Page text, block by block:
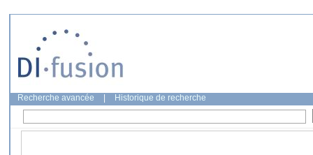
Recherche avancée Historique de recherche